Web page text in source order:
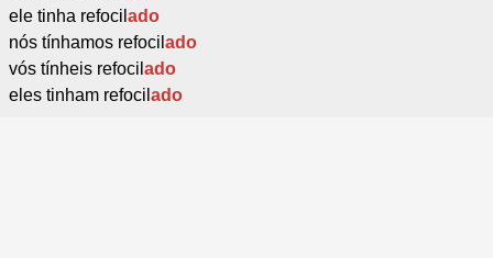
ele tinha refocil ado
nós tínhamos refocil ado
vós tínheis refocil ado
eles tinham refocil ado